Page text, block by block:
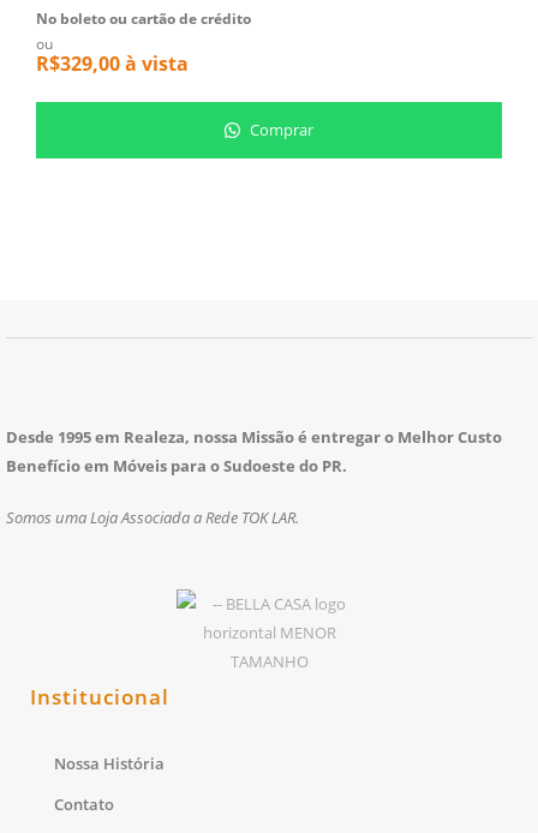
No boleto ou cartão de crédito
ou
R$329,00à vista
Comprar
Desde 1995 em Realeza, nossa Missão é entregar o Melhor Custo
Benefício em Móveis para o Sudoeste do PR.
Somos uma Loja Associada a Rede TOK LAR.
Institucional
Nossa História
Contato